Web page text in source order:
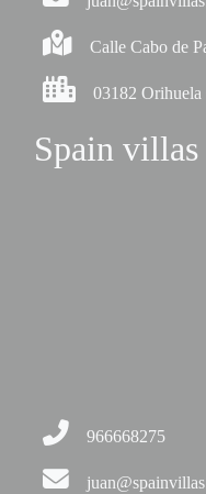
Calle Cabo de
03182 Orihuela
Spain villas
966668275